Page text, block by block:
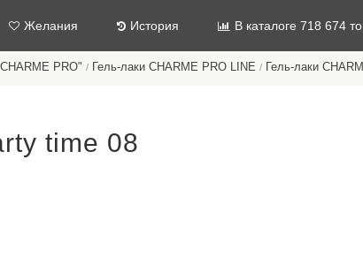
Желания История В каталоге 718 674
PRO" / Гель-лаки CHARME PRO LINE / Гель-лаки
time 08